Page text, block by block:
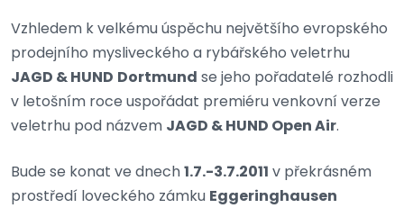
Vzhledem k velkému úspěchu největšího evropského
prodejního mysliveckého a rybářského veletrhu
JAGD & HUND Dortmund se jeho pořadatelé rozhodli
v letošním roce uspořádat premiéru venkovní verze
veletrhu pod názvem JAGD & HUND Open Air.
Bude se konat ve dnech1.7.-3.7.2011 v překrásném
prostředí loveckého zámku Eggeringhausen